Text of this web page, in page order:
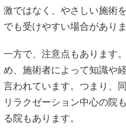
激ではなく、やさしい施術
でも受けやすい場合がありま
一方で、注意点もあります
め、施術者によって知識や
言われています。つまり、
リラクゼーション中心の院
る院もあります。